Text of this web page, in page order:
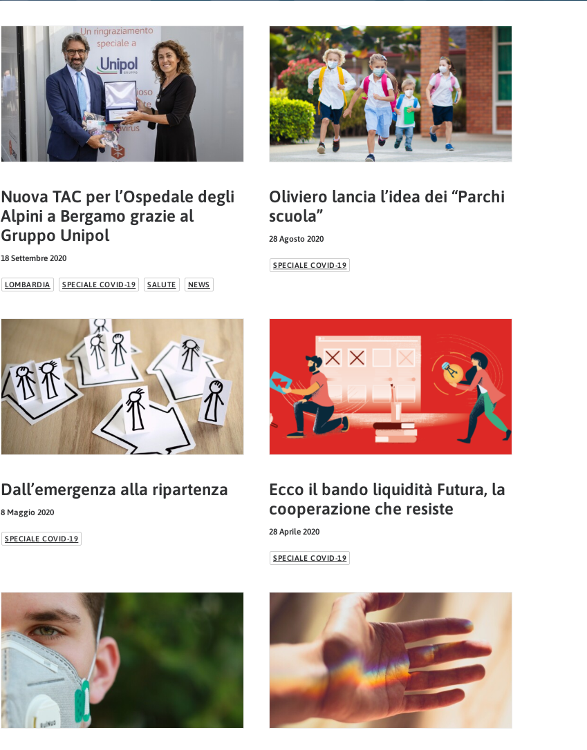
Nuova TAC per l’Ospedale degli
Alpini a Bergamo grazie al
Gruppo Unipol
18 Settembre 2020
LOMBARDIA SPECIALE COVID-19 SALUTE NEWS
Oliviero lancia l’idea dei “Parchi
scuola”
28 Agosto 2020
SPECIALE COVID-19
Dall’emergenza alla ripartenza
8 Maggio 2020
SPECIALE COVID-19
Ecco il bando liquidità Futura, la
cooperazione che resiste
28 Aprile 2020
SPECIALE COVID-19